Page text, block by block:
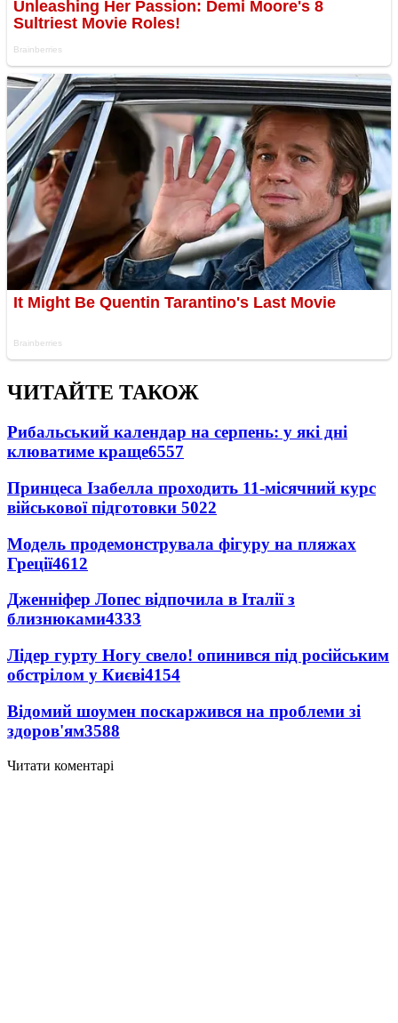
ЧИТАЙТЕ ТАКОЖ
Рибальський календар на серпень: у які дні
клюватиме краще6557
Принцеса Ізабелла проходить 11-місячний курс
військової підготовки 5022
Модель продемонструвала фігуру на пляжах
Греції4612
Дженніфер Лопес відпочила в Італії з
близнюками4333
Лідер гурту Ногу свело! опинився під російським
обстрілом у Києві4154
Відомий шоумен поскаржився на проблеми зі
здоров'ям3588
Читати коментарі